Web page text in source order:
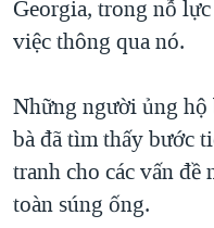
Georgia, trong nỗ
việc thông qua nó.
Những người ủng hộ
bà đã tìm thấy bước
tranh cho các vấn đề
toàn súng ống.